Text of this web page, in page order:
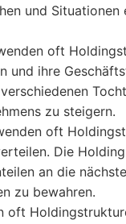
und Situationen
oft
und ihre
zu steigern.
oft
Die
an die
zu bewahren.
oft